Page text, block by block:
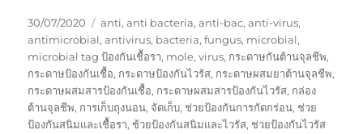
Posted
on
30/07/2020 Tags
anti,anti bacteria,anti-bac,anti-virus,
antimicrobial,antivirus, bacteria,fungus, microbial,
microbial tag ป้องกันเชื้อรา, mole,virus, กระดาษกันต้านจุลชีพ,
กระดาษป้องกันเชื้อ, กระดาษป้องกันไวรัส, กระดาษผสมยาต้านจุลชีพ,
กระดาษผสมสารป้องกันเชื้อ, กระดาษผสมสารป้องกันไวรัส, กล่อง
ต้านจุลชีพ, การเก็บถุงนอน, จัดเก็บ, ช่วยป้องกันการกัดกร่อน, ช่วย
ป้องกันสนิมและเชื้อรา, ช้วยป้องกันสนิมและไวรัส, ช่วยป้องกันไวรัส